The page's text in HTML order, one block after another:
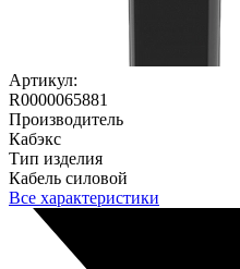
Артикул:
R0000065881
Производитель
Кабэкс
Тип изделия
Кабель силовой
Все характеристики